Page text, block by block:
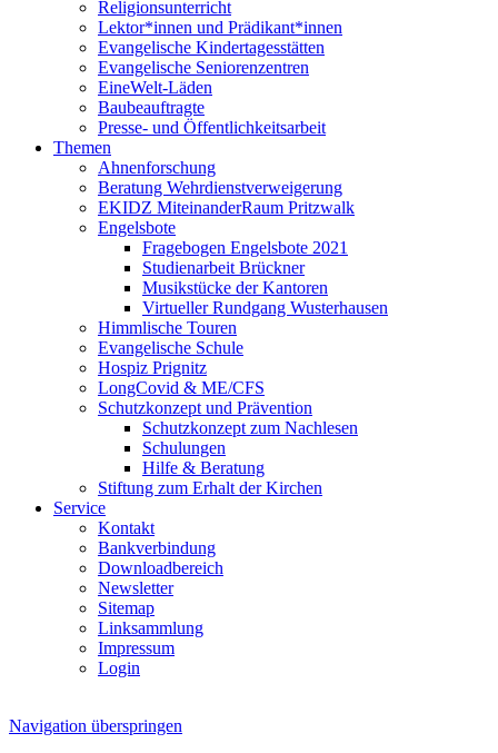
Religionsunterricht
Lektor*innen und Prädikant*innen
Evangelische Kindertagesstätten
Evangelische Seniorenzentren
EineWelt-Läden
Baubeauftragte
Presse- und Öffentlichkeitsarbeit
Themen
Ahnenforschung
Beratung Wehrdienstverweigerung
EKIDZ MiteinanderRaum Pritzwalk
Engelsbote
Fragebogen Engelsbote 2021
Studienarbeit Brückner
Musikstücke der Kantoren
Virtueller Rundgang Wusterhausen
Himmlische Touren
Evangelische Schule
Hospiz Prignitz
LongCovid & ME/CFS
Schutzkonzept und Prävention
Schutzkonzept zum Nachlesen
Schulungen
Hilfe & Beratung
Stiftung zum Erhalt der Kirchen
Service
Kontakt
Bankverbindung
Downloadbereich
Newsletter
Sitemap
Linksammlung
Impressum
Login
Navigation überspringen